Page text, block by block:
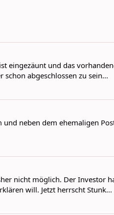
eingezäunt und das
abgeschlossen zu sein...
neben dem ehemaligen
nicht möglich. Der Investor
will. Jetzt herrscht Stunk...